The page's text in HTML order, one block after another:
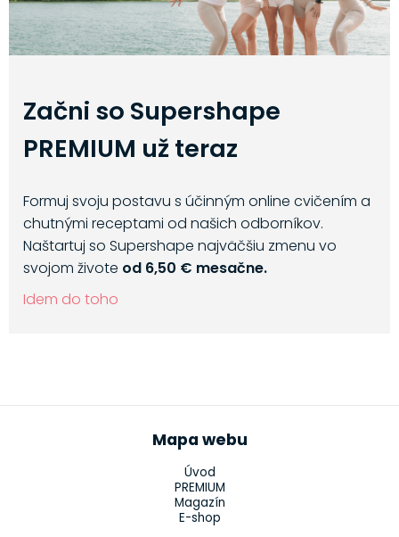
Začni so Supershape
PREMIUM už teraz
Formuj svoju postavu s účinným online cvičením a
chutnými receptami od našich odborníkov.
Naštartuj so Supershape najväčšiu zmenu vo
svojom živote od 6,50 € mesačne.
Idem do toho
Mapa webu
Úvod
PREMIUM
Magazín
E-shop